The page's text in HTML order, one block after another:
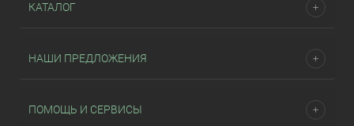
КАТАЛОГ
НАШИ ПРЕДЛОЖЕНИЯ
ПОМОЩЬ И СЕРВИСЫ